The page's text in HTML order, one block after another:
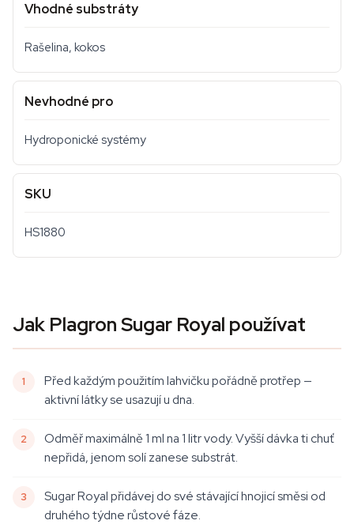
Vhodné substráty
Rašelina, kokos
Nevhodné pro
Hydroponické systémy
SKU
HS1880
Jak Plagron Sugar Royal používat
Před každým použitím lahvičku pořádně protřep —
aktivní látky se usazují u dna.
Odměř maximálně 1 ml na 1 litr vody. Vyšší dávka ti chuť
nepřidá, jenom solí zanese substrát.
Sugar Royal přidávej do své stávající hnojicí směsi od
druhého týdne růstové fáze.